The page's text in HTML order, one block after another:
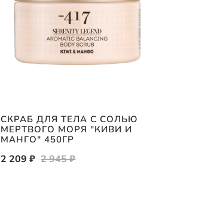
СКРАБ ДЛЯ ТЕЛА С СОЛЬЮ
МЕРТВОГО МОРЯ "КИВИ И
МАНГО" 450ГР
2 209 ₽ 2 945 ₽